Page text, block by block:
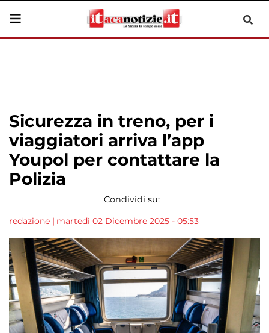
Sicurezza in treno, per i
viaggiatori arriva l’app
Youpol per contattare la
Polizia
Condividi su:
redazione | martedì 02 Dicembre 2025 - 05:53